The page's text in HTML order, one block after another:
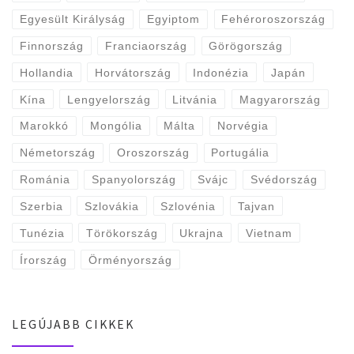
Egyesült Királyság Egyiptom Fehéroroszország
Finnország Franciaország Görögország
Hollandia Horvátország Indonézia Japán
Kína Lengyelország Litvánia Magyarország
Marokkó Mongólia Málta Norvégia
Németország Oroszország Portugália
Románia Spanyolország Svájc Svédország
Szerbia Szlovákia Szlovénia Tajvan
Tunézia Törökország Ukrajna Vietnam
Írország Örményország
LEGÚJABB CIKKEK